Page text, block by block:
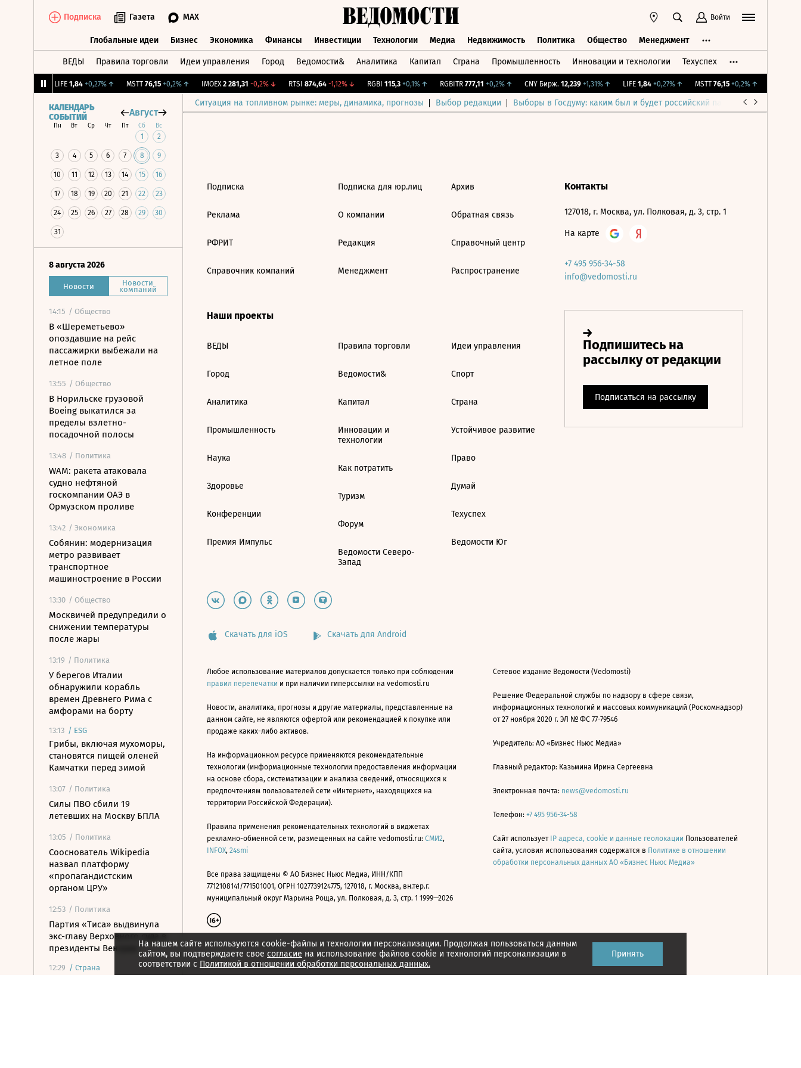
Подписка Газета MAX Войти
Глобальные идеи Бизнес Экономика Финансы Инвестиции Технологии Медиа Недвижимость Политика Общество Менеджмент
ВЕДЫ Правила торговли Идеи управления Город Ведомости& Аналитика Капитал Страна Промышленность Инновации и технологии Техуспех
LIFE 1,84 +0,27%↑ MSTT 76,15 +0,2%↑ IMOEX 2 281,31 -0,2%↓ RTSI 874,64 -1,12%↓ RGBI 115,3 +0,1%↑ RGBITR 777,11 +0,2%↑ CNY Бирж. 12,239 +1,31%↑ LIFE 1,84 +0,27%↑ MSTT 76,15 +0,2%↑
Ситуация на топливном рынке: меры, динамика, прогнозы Выбор редакции Выборы в Госдуму: каким был и будет российский парламент
КАЛЕНДАРЬ
СОБЫТИЙ
Август
Пн Вт Ср Чт Пт Сб Вс
1 2
3 4 5 6 7 8 9
10 11 12 13 14 15 16
17 18 19 20 21 22 23
24 25 26 27 28 29 30
31
8 августа 2026
Новости Новости
компаний
14:15 / Общество
В «Шереметьево»
опоздавшие на рейс
пассажирки выбежали на
летное поле
13:55 / Общество
В Норильске грузовой
Boeing выкатился за
пределы взлетно-
посадочной полосы
13:48 / Политика
WAM: ракета атаковала
судно нефтяной
госкомпании ОАЭ в
Ормузском проливе
13:42 / Экономика
Собянин: модернизация
метро развивает
транспортное
машиностроение в России
13:30 / Общество
Москвичей предупредили о
снижении температуры
после жары
13:19 / Политика
У берегов Италии
обнаружили корабль
времен Древнего Рима с
амфорами на борту
13:13 / ESG
Грибы, включая мухоморы,
становятся пищей оленей
Камчатки перед зимой
13:07 / Политика
Силы ПВО сбили 19
летевших на Москву БПЛА
13:05 / Политика
Сооснователь Wikipedia
назвал платформу
«пропагандистским
органом ЦРУ»
12:53 / Политика
Партия «Тиса» выдвинула
экс-главу Верховного суда в
президенты Венгрии
12:29 / Страна
На нашем сайте используются cookie-файлы и технологии персонализации. Продолжая пользоваться данным
сайтом, вы подтверждаете свое согласие на использование файлов cookie и технологий персонализации в
соответствии с Политикой в отношении обработки персональных данных.
Принять
Подписка
Реклама
РФРИТ
Справочник компаний
Подписка для юр.лиц
О компании
Редакция
Менеджмент
Архив
Обратная связь
Справочный центр
Распространение
Наши проекты
ВЕДЫ
Город
Аналитика
Промышленность
Наука
Здоровье
Конференции
Премия Импульс
Правила торговли
Ведомости&
Капитал
Инновации и
технологии
Как потратить
Туризм
Форум
Ведомости Северо-
Запад
Идеи управления
Спорт
Страна
Устойчивое развитие
Право
Думай
Техуспех
Ведомости Юг
Контакты
127018, г. Москва, ул. Полковая, д. 3, стр. 1
На карте
+7 495 956-34-58
info@vedomosti.ru
Скачать для iOS Скачать для Android
Любое использование материалов допускается только при соблюдении
правил перепечатки и при наличии гиперссылки на vedomosti.ru
Новости, аналитика, прогнозы и другие материалы, представленные на
данном сайте, не являются офертой или рекомендацией к покупке или
продаже каких-либо активов.
На информационном ресурсе применяются рекомендательные
технологии (информационные технологии предоставления информации
на основе сбора, систематизации и анализа сведений, относящихся к
предпочтениям пользователей сети «Интернет», находящихся на
территории Российской Федерации).
Правила применения рекомендательных технологий в виджетах
рекламно-обменной сети, размещенных на сайте vedomosti.ru: СМИ2,
INFOX, 24smi
Все права защищены © АО Бизнес Ньюс Медиа, ИНН/КПП
7712108141/771501001, ОГРН 1027739124775, 127018, г. Москва, вн.тер.г.
муниципальный округ Марьина Роща, ул. Полковая, д. 3, стр. 1 1999—2026
Сетевое издание Ведомости (Vedomosti)
Решение Федеральной службы по надзору в сфере связи,
информационных технологий и массовых коммуникаций (Роскомнадзор)
от 27 ноября 2020 г. ЭЛ № ФС 77-79546
Учредитель: АО «Бизнес Ньюс Медиа»
Главный редактор: Казьмина Ирина Сергеевна
Электронная почта: news@vedomosti.ru
Телефон: +7 495 956-34-58
Сайт использует IP адреса, cookie и данные геолокации Пользователей
сайта, условия использования содержатся в Политике в отношении
обработки персональных данных АО «Бизнес Ньюс Медиа»